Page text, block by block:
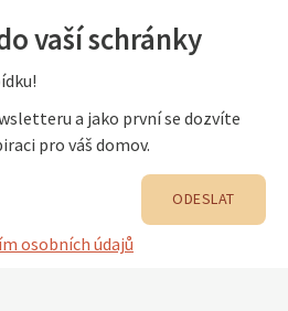
vaší schránky
a jako první se dozvíte
pro váš domov.
osobních údajů
ODESLAT